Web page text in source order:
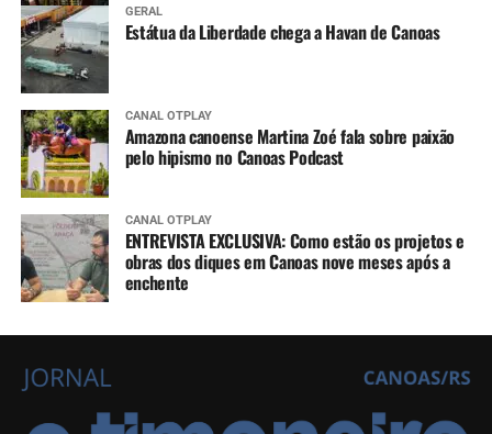
GERAL
Estátua da Liberdade chega a Havan de Canoas
CANAL OTPLAY
Amazona canoense Martina Zoé fala sobre paixão
pelo hipismo no Canoas Podcast
CANAL OTPLAY
ENTREVISTA EXCLUSIVA: Como estão os projetos e
obras dos diques em Canoas nove meses após a
enchente